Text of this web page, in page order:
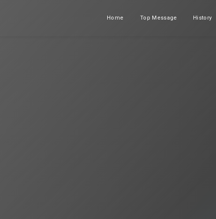
Home
ホーム Top Message
メッセージ History
沿革